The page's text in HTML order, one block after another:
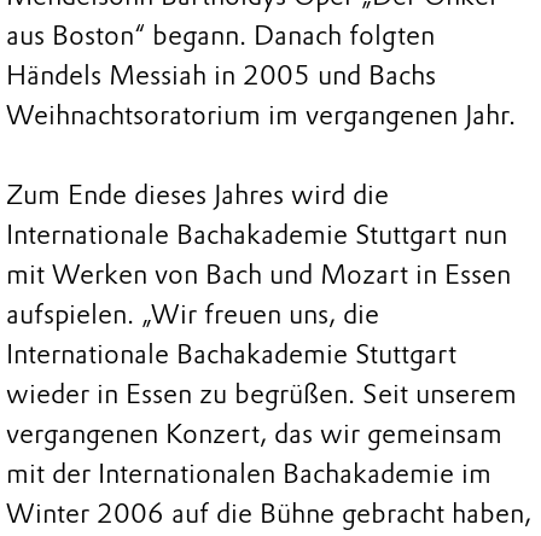
aus Boston“ begann. Danach folgten
Händels Messiah in 2005 und Bachs
Weihnachtsoratorium im vergangenen Jahr.
Zum Ende dieses Jahres wird die
Internationale Bachakademie Stuttgart nun
mit Werken von Bach und Mozart in Essen
aufspielen. „Wir freuen uns, die
Internationale Bachakademie Stuttgart
wieder in Essen zu begrüßen. Seit unserem
vergangenen Konzert, das wir gemeinsam
mit der Internationalen Bachakademie im
Winter 2006 auf die Bühne gebracht haben,